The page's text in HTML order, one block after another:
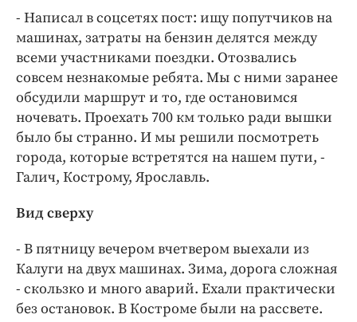
- Написал в соцсетях пост: ищу попутчиков на
машинах, затраты на бензин делятся между
всеми участниками поездки. Отозвались
совсем незнакомые ребята. Мы с ними заранее
обсудили маршрут и то, где остановимся
ночевать. Проехать 700 км только ради вышки
было бы странно. И мы решили посмотреть
города, которые встретятся на нашем пути, -
Галич, Кострому, Ярославль.
Вид сверху
- В пятницу вечером вчетвером выехали из
Калуги на двух машинах. Зима, дорога сложная
- скользко и много аварий. Ехали практически
без остановок. В Костроме были на рассвете.